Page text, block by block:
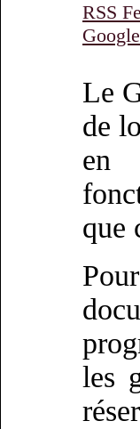
RSS
Le
de
en
que
les